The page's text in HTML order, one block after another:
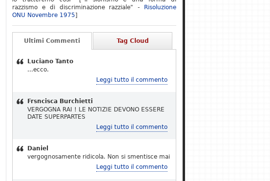
razzismo e di discriminazione razziale" -
Risoluzione
ONU Novembre 1975]
Ultimi Commenti Tag Cloud
Luciano Tanto
...ecco.
Leggi tutto il commento
Frsncisca Burchietti
VERGOGNA RAI ! LE NOTIZIE DEVONO ESSERE
DATE SUPERPARTES
Leggi tutto il commento
Daniel
vergognosamente ridicola. Non si smentisce mai
Leggi tutto il commento